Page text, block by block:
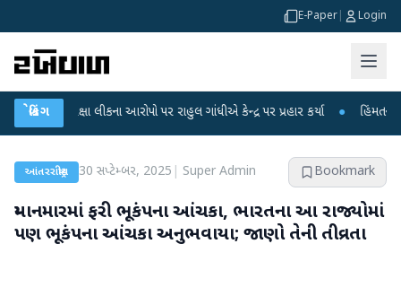
E-Paper Login
બ્રેકિંગ
પરીક્ષા લીકના આરોપો પર રાહુલ ગાંધીએ કેન્દ્ર પર પ્રહાર કર્યા ● હિંમતનગરમાં
આંતરરાષ્ટ્રીય 30 સપ્ટેમ્બર, 2025 Super Admin Bookmark
મ્યાનમારમાં ફરી ભૂકંપના આંચકા, ભારતના આ રાજ્યોમાં
પણ ભૂકંપના આંચકા અનુભવાયા; જાણો તેની તીવ્રતા